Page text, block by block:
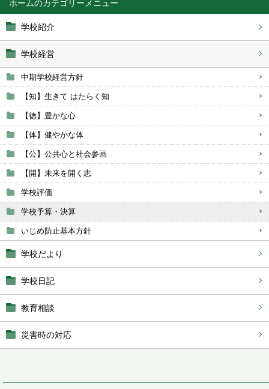
ホーム
学校紹介
学校経営
中期学校経営方針
【知】生きて はたらく知
【徳】豊かな心
【体】健やかな体
【公】公共心と社会参画
【開】未来を開く志
学校評価
学校予算・決算
いじめ防止基本方針
学校だより
学校日記
教育相談
災害時の対応